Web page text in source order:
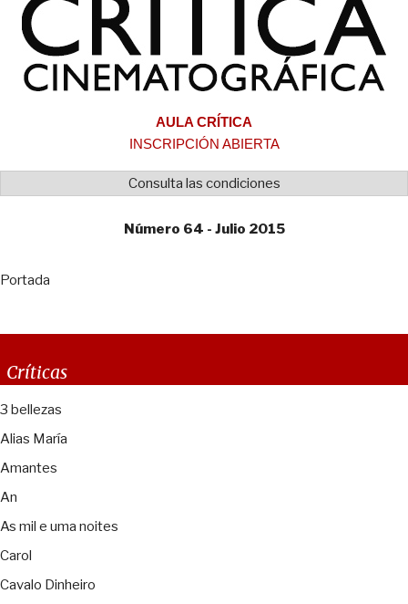
AULA CRÍTICA
INSCRIPCIÓN ABIERTA
Consulta las condiciones
Número 64 - Julio 2015
Portada
Críticas
3 bellezas
Alias María
Amantes
An
As mil e uma noites
Carol
Cavalo Dinheiro